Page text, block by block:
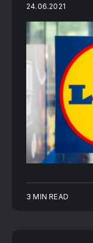
24.06.2021
3 MIN READ